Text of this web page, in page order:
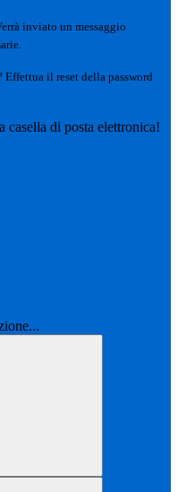
inviato un messaggio
Effettua il reset della password
casella di posta elettronica!